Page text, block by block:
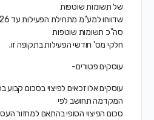
של תשומות שוטפות
סה"כ תשומות שוטפות
חלקי מס' חודשי הפעילות בתקופה זו.
עוסקים פטורים-
עוסקים אלו זכאים לפיצוי בסכום קבוע
המקדמה תחושב לפי
סכום הפיצוי הסופי בהתאם למחזור